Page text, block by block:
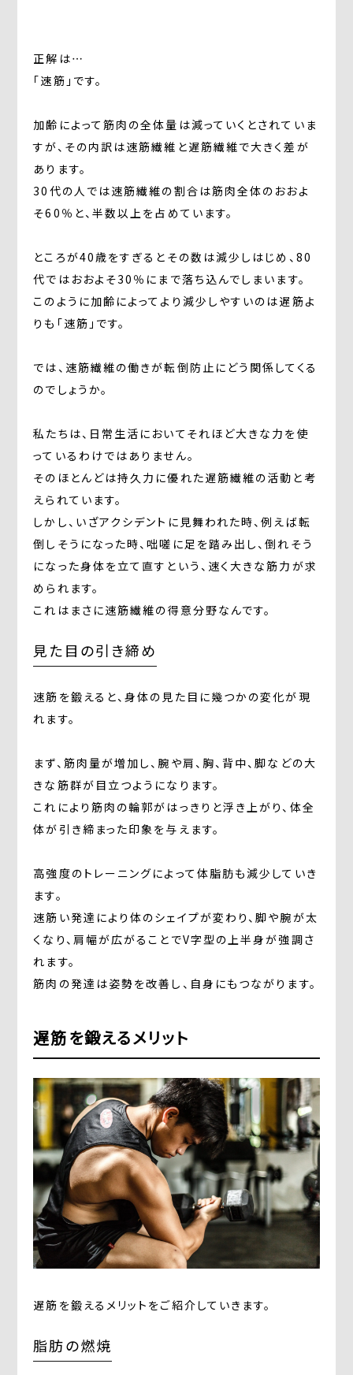
正解は…
「速筋」です。
加齢によって筋肉の全体量は減っていくとされていま
すが、その内訳は速筋繊維と遅筋繊維で大きく差が
あります。
30代の人では速筋繊維の割合は筋肉全体のおおよ
そ60％と、半数以上を占めています。
ところが40歳をすぎるとその数は減少しはじめ、80
代ではおおよそ30％にまで落ち込んでしまいます。
このように加齢によってより減少しやすいのは遅筋よ
りも「速筋」です。
では、速筋繊維の働きが転倒防止にどう関係してくる
のでしょうか。
私たちは、日常生活においてそれほど大きな力を使
っているわけではありません。
そのほとんどは持久力に優れた遅筋繊維の活動と考
えられています。
しかし、いざアクシデントに見舞われた時、例えば転
倒しそうになった時、咄嗟に足を踏み出し、倒れそう
になった身体を立て直すという、速く大きな筋力が求
められます。
これはまさに速筋繊維の得意分野なんです。
見た目の引き締め
速筋を鍛えると、身体の見た目に幾つかの変化が現
れます。
まず、筋肉量が増加し、腕や肩、胸、背中、脚などの大
きな筋群が目立つようになります。
これにより筋肉の輪郭がはっきりと浮き上がり、体全
体が引き締まった印象を与えます。
高強度のトレーニングによって体脂肪も減少していき
ます。
速筋い発達により体のシェイプが変わり、脚や腕が太
くなり、肩幅が広がることでV字型の上半身が強調さ
れます。
筋肉の発達は姿勢を改善し、自身にもつながります。
遅筋を鍛えるメリット
遅筋を鍛えるメリットをご紹介していきます。
脂肪の燃焼